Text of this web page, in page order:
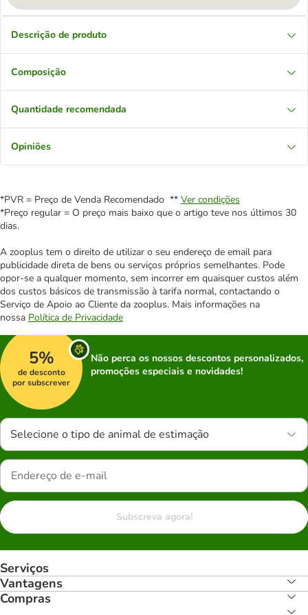
Descrição de produto
Composição
Quantidade recomendada
Opiniões
*PVR = Preço de Venda Recomendado ** Ver condições
*Preço regular = O preço mais baixo que o artigo teve nos últimos 30
dias.
A zooplus tem o direito de utilizar o seu endereço de email para
publicidade direta de bens ou serviços próprios semelhantes. Pode
opor-se a qualquer momento, sem incorrer em quaisquer custos além
dos custos básicos de transmissão à tarifa normal, contactando o
Serviço de Apoio ao Cliente da zooplus. Mais informações na
nossa Política de Privacidade
5%
de desconto
por subscrever
Não perca os nossos descontos personalizados,
promoções especiais e novidades!
Selecione o tipo de animal de estimação
Subscreva agora!
Serviços
Vantagens
Compras